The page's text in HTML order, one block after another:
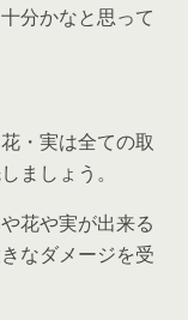
分かなと思って
・実は全ての取
ましょう。
花や実が出来る
なダメージを受